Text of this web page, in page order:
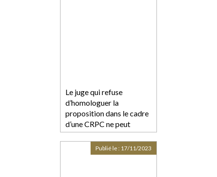
Le juge qui refuse
d’homologuer la
proposition dans le cadre
d’une CRPC ne peut
intervenir comme juge
des libertés et de la
détention
Publié le : 17/11/2023